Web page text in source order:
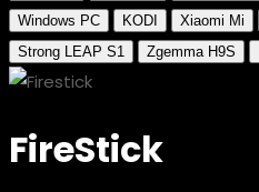
Windows PC
KODI Xiaomi Mi
Strong LEAP S1
Zgemma H9S
FireStick